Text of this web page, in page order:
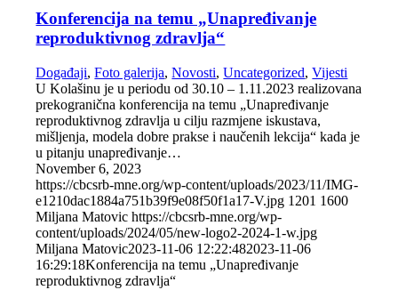
Konferencija na temu „Unapređivanje
reproduktivnog zdravlja“
Događaji,Foto galerija,Novosti,Uncategorized,Vijesti
U Kolašinu je u periodu od 30.10 – 1.11.2023 realizovana
prekogranična konferencija na temu „Unapređivanje
reproduktivnog zdravlja u cilju razmjene iskustava,
mišljenja, modela dobre prakse i naučenih lekcija“ kada je
u pitanju unapređivanje…
November 6, 2023
https://cbcsrb-mne.org/wp-content/uploads/2023/11/IMG-
e1210dac1884a751b39f9e08f50f1a17-V.jpg 1201 1600
Miljana Matovic https://cbcsrb-mne.org/wp-
content/uploads/2024/05/new-logo2-2024-1-w.jpg
Miljana Matovic2023-11-06 12:22:482023-11-06
16:29:18Konferencija na temu „Unapređivanje
reproduktivnog zdravlja“